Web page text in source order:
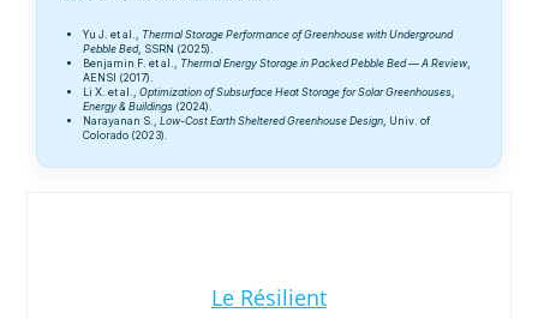
Yu J. et al., Thermal Storage Performance of Greenhouse with Underground
Pebble Bed, SSRN (2025).
Benjamin F. et al., Thermal Energy Storage in Packed Pebble Bed — A Review,
AENSI (2017).
Li X. et al., Optimization of Subsurface Heat Storage for Solar Greenhouses
Energy & Buildings (2024).
Narayanan S., Low-Cost Earth Sheltered Greenhouse Design, Univ. of
Colorado (2023).
Le Résilient